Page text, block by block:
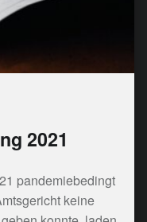
2021
pandemiebedingt
keine